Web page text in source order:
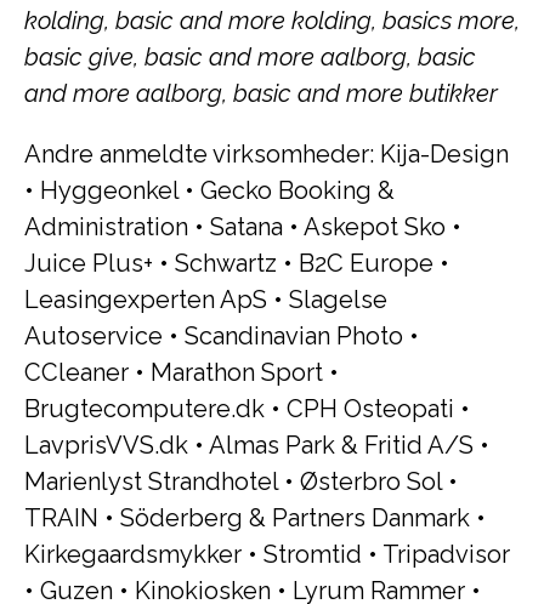
kolding, basic and more kolding, basics more,
basic give, basic and more aalborg, basic
and more aalborg, basic and more butikker
Andre anmeldte virksomheder: Kija-Design
• Hyggeonkel• Gecko Booking &
Administration • Satana • Askepot Sko •
Juice Plus+ • Schwartz • B2C Europe •
Leasingexperten ApS • Slagelse
Autoservice • Scandinavian Photo •
CCleaner • Marathon Sport •
Brugtecomputere.dk • CPH Osteopati •
LavprisVVS.dk • Almas Park & Fritid A/S •
Marienlyst Strandhotel• Østerbro Sol•
TRAIN • Söderberg & Partners Danmark •
Kirkegaardsmykker • Stromtid • Tripadvisor
• Guzen • Kinokiosken • Lyrum Rammer •